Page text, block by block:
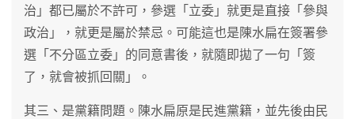
治」都已屬於不許可，參選「立委」就更是直接「參與
政治」，就更是屬於禁忌。可能這也是陳水扁在簽署參
選「不分區立委」的同意書後，就隨即拋了一句「簽
了，就會被抓回關」。
其三、是黨籍問題。陳水扁原是民進黨籍，並先後由民